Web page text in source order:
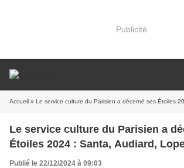
Publicité
Accueil » Le service culture du Parisien a décerné ses Étoiles 2024 :
Le service culture du Parisien a
Étoiles 2024 : Santa, Audiard,
Publié le 22/12/2024 à 09:03